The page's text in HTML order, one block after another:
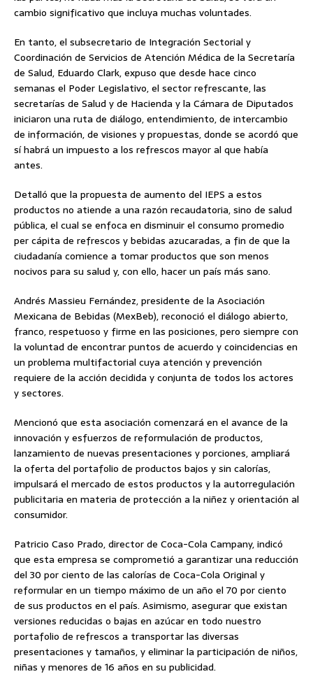
cambio significativo que incluya muchas voluntades.
En tanto, el subsecretario de Integración Sectorial y
Coordinación de Servicios de Atención Médica de la Secretaría
de Salud, Eduardo Clark, expuso que desde hace cinco
semanas el Poder Legislativo, el sector refrescante, las
secretarías de Salud y de Hacienda y la Cámara de Diputados
iniciaron una ruta de diálogo, entendimiento, de intercambio
de información, de visiones y propuestas, donde se acordó que
sí habrá un impuesto a los refrescos mayor al que había
antes.
Detalló que la propuesta de aumento del IEPS a estos
productos no atiende a una razón recaudatoria, sino de salud
pública, el cual se enfoca en disminuir el consumo promedio
per cápita de refrescos y bebidas azucaradas, a fin de que la
ciudadanía comience a tomar productos que son menos
nocivos para su salud y, con ello, hacer un país más sano.
Andrés Massieu Fernández, presidente de la Asociación
Mexicana de Bebidas (MexBeb), reconoció el diálogo abierto,
franco, respetuoso y firme en las posiciones, pero siempre con
la voluntad de encontrar puntos de acuerdo y coincidencias en
un problema multifactorial cuya atención y prevención
requiere de la acción decidida y conjunta de todos los actores
y sectores.
Mencionó que esta asociación comenzará en el avance de la
innovación y esfuerzos de reformulación de productos,
lanzamiento de nuevas presentaciones y porciones, ampliará
la oferta del portafolio de productos bajos y sin calorías,
impulsará el mercado de estos productos y la autorregulación
publicitaria en materia de protección a la niñez y orientación al
consumidor.
Patricio Caso Prado, director de Coca-Cola Campany, indicó
que esta empresa se comprometió a garantizar una reducción
del 30 por ciento de las calorías de Coca-Cola Original y
reformular en un tiempo máximo de un año el 70 por ciento
de sus productos en el país. Asimismo, asegurar que existan
versiones reducidas o bajas en azúcar en todo nuestro
portafolio de refrescos a transportar las diversas
presentaciones y tamaños, y eliminar la participación de niños,
niñas y menores de 16 años en su publicidad.